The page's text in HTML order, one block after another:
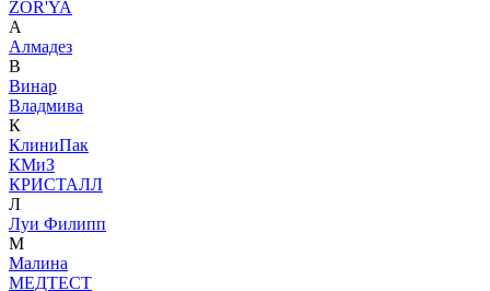
ZOR'YA
А
Алмадез
В
Винар
Владмива
К
КлиниПак
КМиЗ
КРИСТАЛЛ
Л
Луи Филипп
М
Малина
МЕДТЕСТ